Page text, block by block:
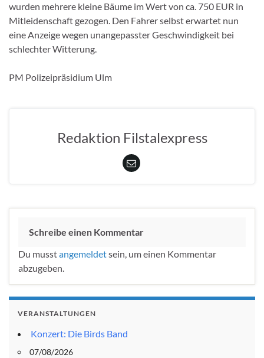
wurden mehrere kleine Bäume im Wert von ca. 750 EUR in
Mitleidenschaft gezogen. Den Fahrer selbst erwartet nun
eine Anzeige wegen unangepasster Geschwindigkeit bei
schlechter Witterung.
PM Polizeipräsidium Ulm
Redaktion Filstalexpress
Schreibe einen Kommentar
Du musstangemeldetsein, um einen Kommentar
abzugeben.
VERANSTALTUNGEN
Konzert: Die Birds Band
07/08/2026